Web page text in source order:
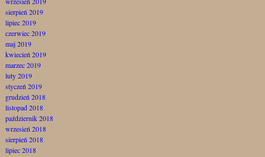
sierpień 2019
lipiec 2019
czerwiec 2019
maj 2019
kwiecień 2019
marzec 2019
luty 2019
styczeń 2019
grudzień 2018
listopad 2018
październik 2018
wrzesień 2018
sierpień 2018
lipiec 2018